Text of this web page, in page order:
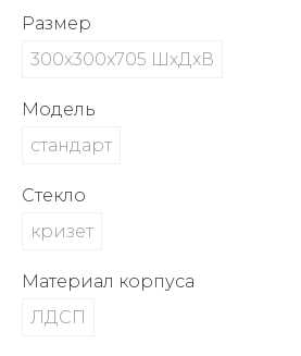
Размер
300х300х705 ШхДхВ
Модель
стандарт
Стекло
кризет
Материал корпуса
ЛДСП
об оплате Плайтом